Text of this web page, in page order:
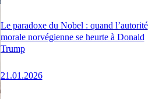
Le paradoxe du Nobel : quand l’autorité
morale norvégienne se heurte à Donald
Trump
21.01.2026